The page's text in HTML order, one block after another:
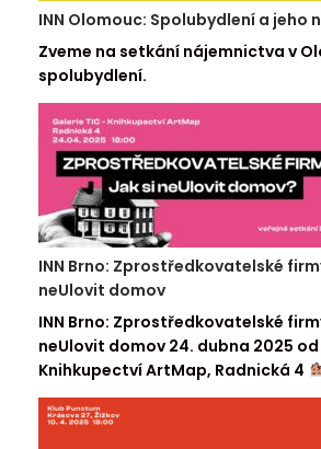
INN Olomouc: Spolubydlení a jeho
Zveme na setkání nájemnictva v
spolubydlení.
INN Brno: Zprostředkovatelské
neUlovit domov
INN Brno: Zprostředkovatelské
neUlovit domov 24. dubna 2025 od
Knihkupectví ArtMap, Radnická 4